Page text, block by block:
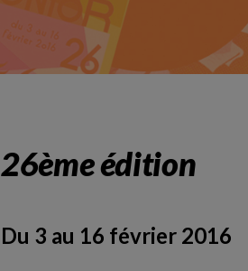
26ème édition
Du 3 au 16 février 2016